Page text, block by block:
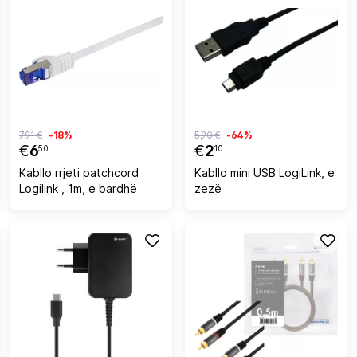
€650
7,91 € -18%
Kabllo rrjeti patchcord
Logilink , 1m, e bardhë
€210
5,90 € -64%
Kabllo mini USB LogiLink, e
zezë